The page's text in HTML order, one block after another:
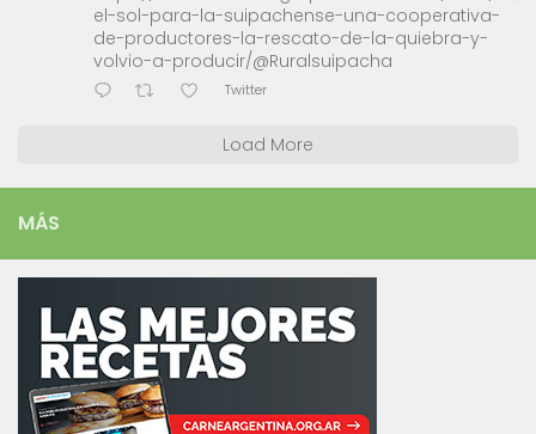
el-sol-para-la-suipachense-una-cooperativa-
de-productores-la-rescato-de-la-quiebra-y-
volvio-a-producir/@Ruralsuipacha
Twitter
Load More
MÁS